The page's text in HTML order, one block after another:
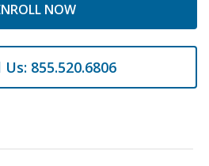
NOW
Us: 855.520.6806